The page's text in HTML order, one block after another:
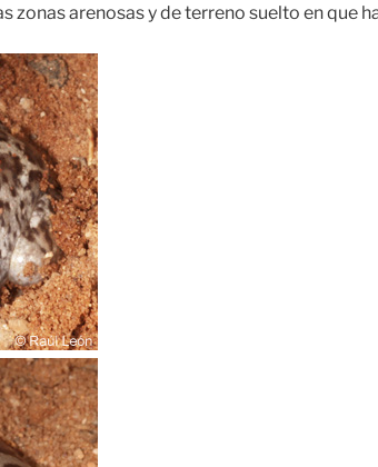
zonas arenosas y de terreno suelto en que